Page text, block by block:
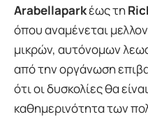
Arabellaparkέως τη
όπου αναμένεται
μικρών, αυτόνομων
από την οργάνωση
ότι οι δυσκολίες θα
καθημερινότητα των